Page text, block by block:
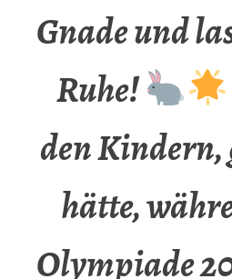
Gnade und
Ruhe!
den Kindern,
hätte,
Olympiade